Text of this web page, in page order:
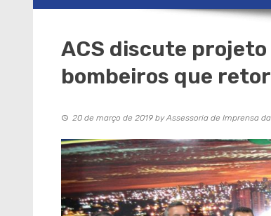
ACS discute
bombeiros que
20 de março de 2019 byAssessoria de Imprensa